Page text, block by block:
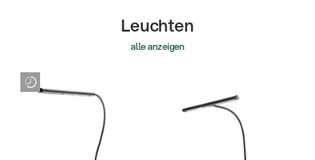
Leuchten
alle anzeigen